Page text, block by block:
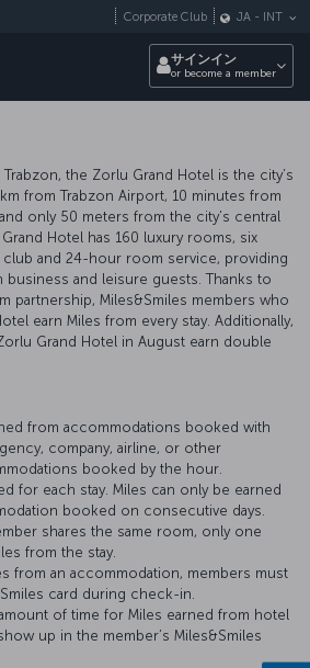
Corporate Club JA - INT
サインイン
or become a member
the Zorlu Grand Hotel is the city’s
from Trabzon Airport, 10 minutes from
only 50 meters from the city’s central
Hotel has 160 luxury rooms, six
club and 24-hour room service, providing
and leisure guests. Thanks to
partnership, Miles&Smiles members who
earn Miles from every stay. Additionally,
Grand Hotel in August earn double
from accommodations booked with
company, airline, or other
booked by the hour.
for each stay. Miles can only be earned
booked on consecutive days.
shares the same room, only one
from the stay.
from an accommodation, members must
card during check-in.
of time for Miles earned from hotel
up in the member’s Miles&Smiles